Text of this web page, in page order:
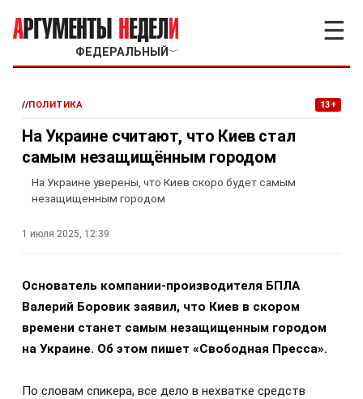
ФЕДЕРАЛЬНЫЙ ﹀
☰
//ПОЛИТИКА 13+
На Украине считают, что Киев стал
самым незащищённым городом
На Украине уверены, что Киев скоро будет самым
незащищенным городом
1 июля 2025, 12:39
Основатель компании-производителя БПЛА
Валерий Боровик заявил, что Киев в скором
времени станет самым незащищенным городом
на Украине. Об этом пишет «Свободная Пресса».
По словам спикера, все дело в нехватке средств